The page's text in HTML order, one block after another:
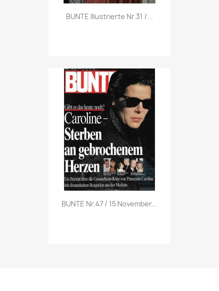
Vorschau
BUNTE Illustrierte Nr.31 /...
Vorschau
BUNTE Nr.47 / 15 November...